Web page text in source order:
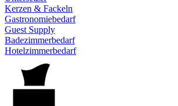
Kerzen & Fackeln
Gastronomiebedarf
Guest Supply
Badezimmerbedarf
Hotelzimmerbedarf